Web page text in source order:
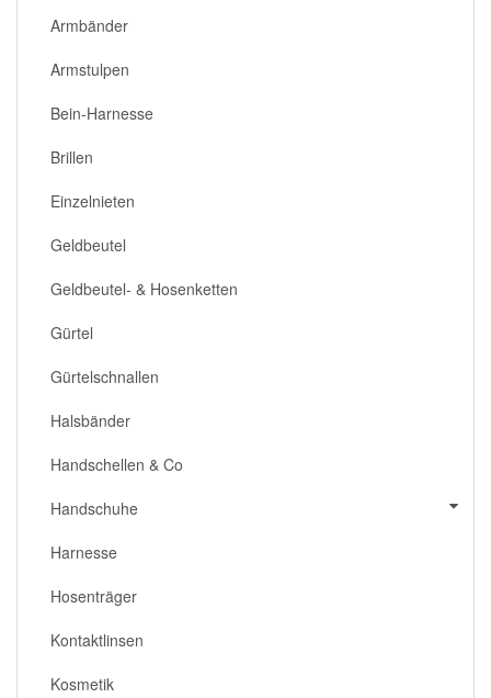
Armbänder
Armstulpen
Bein-Harnesse
Brillen
Einzelnieten
Geldbeutel
Geldbeutel- & Hosenketten
Gürtel
Gürtelschnallen
Halsbänder
Handschellen & Co
Handschuhe
Harnesse
Hosenträger
Kontaktlinsen
Kosmetik